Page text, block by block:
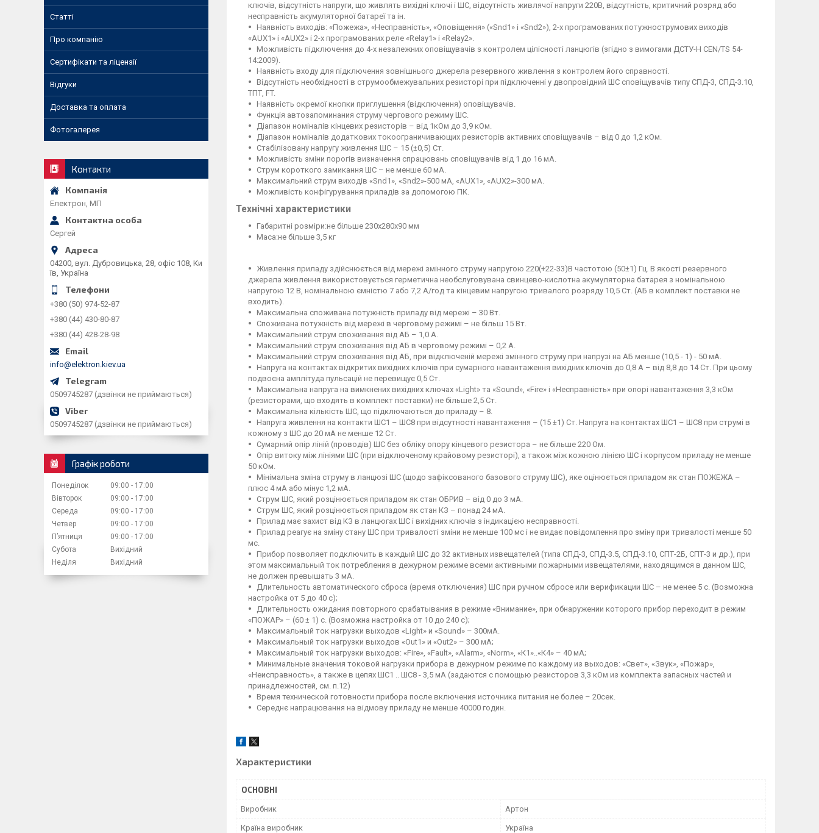
ключів, відсутність напруги, що живлять вихідні ключі і ШС, відсутність живлячої напруги 220В, відсутність, критичний розряд або
несправність акумуляторної батареї та ін.
Наявність виходів: «Пожежа», «Несправність», «Оповіщення» («Snd1» і «Snd2»), 2-х програмованих потужнострумових виходів
«AUX1» і «AUX2» і 2-х програмованих реле «Relay1» і «Relay2».
Можливість підключення до 4-х незалежних оповіщувачів з контролем цілісності ланцюгів (згідно з вимогами ДСТУ-H CEN/TS 54-
14:2009).
Наявність входу для підключення зовнішнього джерела резервного живлення з контролем його справності.
Відсутність необхідності в струмообмежувальних резисторі при підключенні у двопровідний ШС сповіщувачів типу СПД-3, СПД-3.10,
ТПТ, FT.
Наявність окремої кнопки приглушення (відключення) оповіщувачів.
Функція автозапоминания струму чергового режиму ШС.
Діапазон номіналів кінцевих резисторів – від 1кОм до 3,9 кОм.
Діапазон номіналів додаткових токоограничивающих резисторів активних сповіщувачів – від 0 до 1,2 кОм.
Стабілізовану напругу живлення ШС – 15 (±0,5) Ст.
Можливість зміни порогів визначення спрацювань сповіщувачів від 1 до 16 мА.
Струм короткого замикання ШС – не менше 60 мА.
Максимальний струм виходів «Snd1», «Snd2»-500 мА, «AUX1», «AUX2»-300 мА.
Можливість конфігурування приладів за допомогою ПК.
Технічні характеристики
Габаритні розміри:не більше 230х280х90 мм
Маса:не більше 3,5 кг
Живлення приладу здійснюється від мережі змінного струму напругою 220(+22-33)В частотою (50±1) Гц. В якості резервного
джерела живлення використовується герметична необслуговувана свинцево-кислотна акумуляторна батарея з номінальною
напругою 12 В, номінальною ємністю 7 або 7,2 А/год та кінцевим напругою тривалого розряду 10,5 Ст. (АБ в комплект поставки не
входить).
Максимальна споживана потужність приладу від мережі – 30 Вт.
Споживана потужність від мережі в черговому режимі – не більш 15 Вт.
Максимальний струм споживання від АБ – 1,0 А.
Максимальний струм споживання від АБ в черговому режимі – 0,2 А.
Максимальний струм споживання від АБ, при відключеній мережі змінного струму при напрузі на АБ менше (10,5 - 1) - 50 мА.
Напруга на контактах відкритих вихідних ключів при сумарного навантаження вихідних ключів до 0,8 А – від 8,8 до 14 Ст. При цьому
подвоєна амплітуда пульсацій не перевищує 0,5 Ст.
Максимальна напруга на вимкнених вихідних ключах «Light» та «Sound», «Fire» і «Несправність» при опорі навантаження 3,3 кОм
(резисторами, що входять в комплект поставки) не більше 2,5 Ст.
Максимальна кількість ШС, що підключаються до приладу – 8.
Напруга живлення на контакти ШС1 – ШС8 при відсутності навантаження – (15 ±1) Ст. Напруга на контактах ШС1 – ШС8 при струмі в
кожному з ШС до 20 мА не менше 12 Ст.
Сумарний опір ліній (проводів) ШС без обліку опору кінцевого резистора – не більше 220 Ом.
Опір витоку між лініями ШС (при відключеному крайовому резисторі), а також між кожною лінією ШС і корпусом приладу не менше
50 кОм.
Мінімальна зміна струму в ланцюзі ШС (щодо зафіксованого базового струму ШС), яке оцінюється приладом як стан ПОЖЕЖА –
плюс 4 мА або мінус 1,2 мА.
Струм ШС, який розцінюється приладом як стан ОБРИВ – від 0 до 3 мА.
Струм ШС, який розцінюється приладом як стан КЗ – понад 24 мА.
Прилад має захист від КЗ в ланцюгах ШС і вихідних ключів з індикацією несправності.
Прилад реагує на зміну стану ШС при тривалості зміни не менше 100 мс і не видає повідомлення про зміну при тривалості менше 50
мс.
Прибор позволяет подключить в каждый ШС до 32 активных извещателей (типа СПД-3, СПД-3.5, СПД-3.10, СПТ-2Б, СПТ-3 и др.), при
этом максимальный ток потребления в дежурном режиме всеми активными пожарными извещателями, находящимся в данном ШС,
не должен превышать 3 мА.
Длительность автоматического сброса (время отключения) ШС при ручном сбросе или верификации ШС – не менее 5 с. (Возможна
настройка от 5 до 40 с);
Длительность ожидания повторного срабатывания в режиме «Внимание», при обнаружении которого прибор переходит в режим
«ПОЖАР» – (60 ± 1) с. (Возможна настройка от 10 до 240 с);
Максимальный ток нагрузки выходов «Light» и «Sound» – 300мА.
Максимальный ток нагрузки выходов «Out1» и «Out2» – 300 мА;
Максимальный ток нагрузки выходов: «Fire», «Fault», «Alarm», «Norm», «К1»..«К4» – 40 мА;
Минимальные значения токовой нагрузки прибора в дежурном режиме по каждому из выходов: «Свет», «Звук», «Пожар»,
«Неисправность», а также в цепях ШС1 .. ШС8 - 3,5 мА (задаются с помощью резисторов 3,3 кОм из комплекта запасных частей и
принадлежностей, см. п.12)
Время технической готовности прибора после включения источника питания не более – 20сек.
Середнє напрацювання на відмову приладу не менше 40000 годин.
Характеристики
ОСНОВНІ
Виробник Артон
Країна виробник Україна
Статті
Про компанію
Сертифікати та ліцензії
Відгуки
Доставка та оплата
Фотогалерея
Контакти
Електрон, МП
Сергей
04200, вул. Дубровицька, 28, офіс 108, Ки
їв, Україна
+380 (50) 974-52-87
+380 (44) 430-80-87
+380 (44) 428-28-98
info@elektron.kiev.ua
0509745287 (дзвінки не приймаються)
0509745287 (дзвінки не приймаються)
Графік роботи
Понеділок 09:00
17:00
Вівторок
09:00
17:00
Середа
09:00
17:00
Четвер
09:00
17:00
Пʼятниця
09:00
17:00
Субота
Вихідний
Неділя
Вихідний